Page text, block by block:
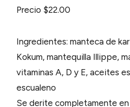
Precio $22.00
Ingredientes: manteca de
Kokum, mantequilla Illippe,
vitaminas A, D y E, aceites
escualeno
Se derite completamente en